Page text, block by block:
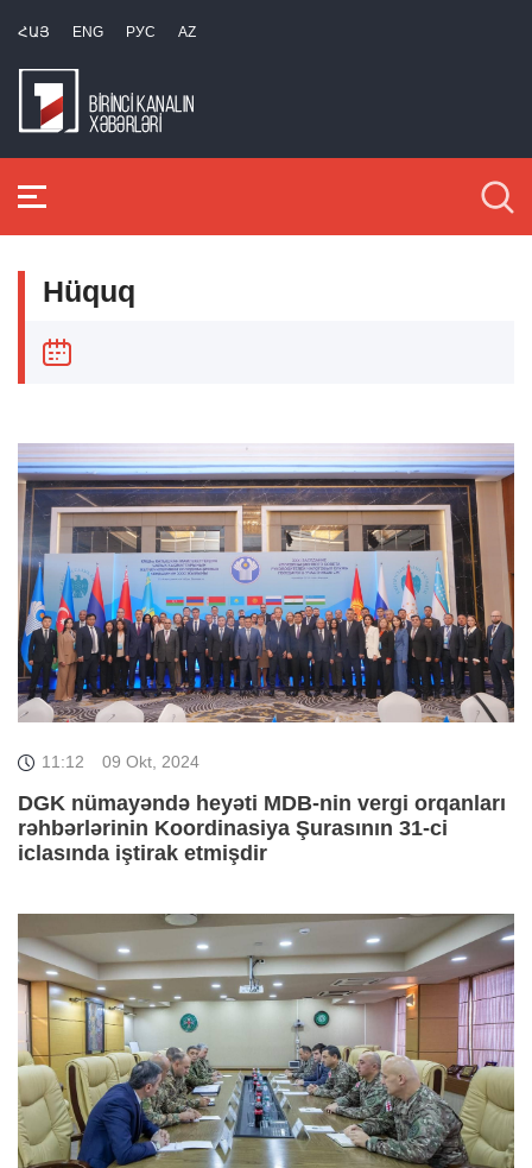
ՀԱՅ ENG РУС AZ
Hüquq
11:12 09 Okt, 2024
DGK nümayəndə heyəti MDB-nin vergi orqanları
rəhbərlərinin Koordinasiya Şurasının 31-ci
iclasında iştirak etmişdir